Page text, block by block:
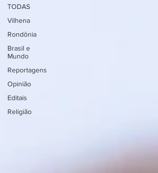
TODAS
Vilhena
Rondônia
Brasil e
Mundo
Reportagens
Opinião
Editais
Religião